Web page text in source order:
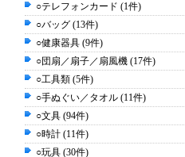
○テレフォンカード (1件)
○バッグ (13件)
○健康器具 (9件)
○団扇／扇子／扇風機 (17件)
○工具類 (5件)
○手ぬぐい／タオル (11件)
○文具 (94件)
○時計 (11件)
○玩具 (30件)